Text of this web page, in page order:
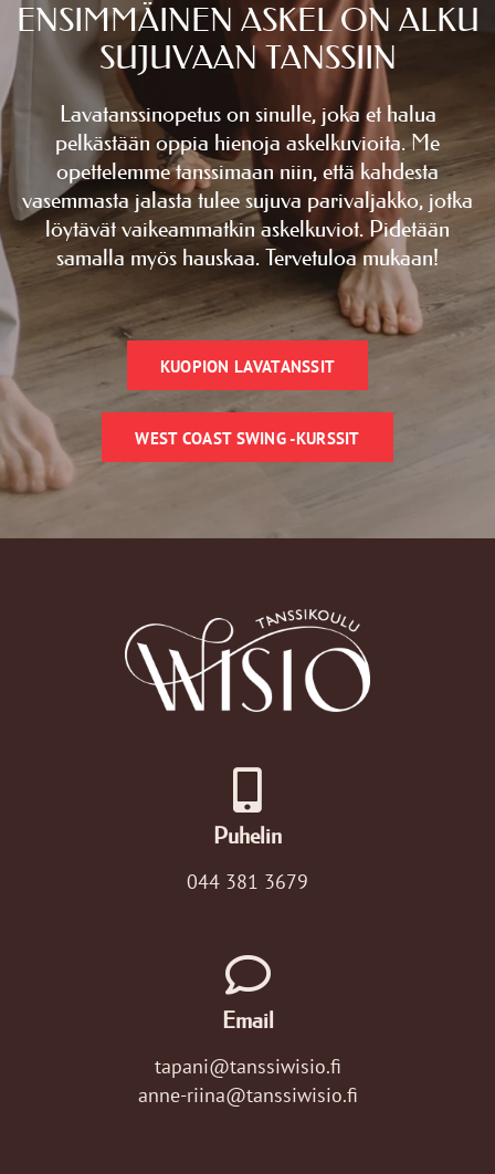
ENSIMMÄINEN ASKEL ON ALKU
SUJUVAAN TANSSIIN
Lavatanssinopetus on sinulle, joka et halua
pelkästään oppia hienoja askelkuvioita. Me
opettelemme tanssimaan niin, että kahdesta
vasemmasta jalasta tulee sujuva parivaljakko, jotka
löytävät vaikeammatkin askelkuviot. Pidetään
samalla myös hauskaa. Tervetuloa mukaan!
KUOPION LAVATANSSIT
WEST COAST SWING -KURSSIT
Puhelin
044 381 3679
Email
tapani@tanssiwisio.fi
anne-riina@tanssiwisio.fi